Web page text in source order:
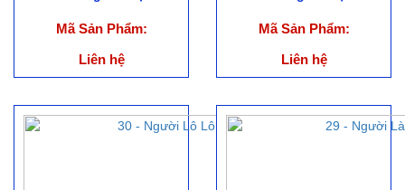
Mã Sản Phẩm:
Liên hệ
Mã Sản Phẩm:
Liên hệ